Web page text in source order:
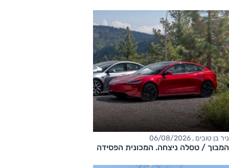
ניר בן טובים , 06/08/2026
המבוך / טסלה ניצחה. המכונית הפסידה